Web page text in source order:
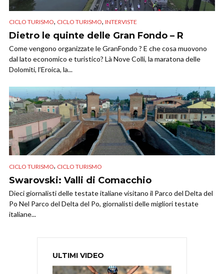
CICLO TURISMO, CICLO TURISMO, INTERVISTE
Dietro le quinte delle Gran Fondo – R
Come vengono organizzate le GranFondo ? E che cosa muovono
dal lato economico e turistico? Là Nove Colli, la maratona delle
Dolomiti, l’Eroica, la...
CICLO TURISMO, CICLO TURISMO
Swarovski: Valli di Comacchio
Dieci giornalisti delle testate italiane visitano il Parco del Delta del
Po Nel Parco del Delta del Po, giornalisti delle migliori testate
italiane...
ULTIMI VIDEO